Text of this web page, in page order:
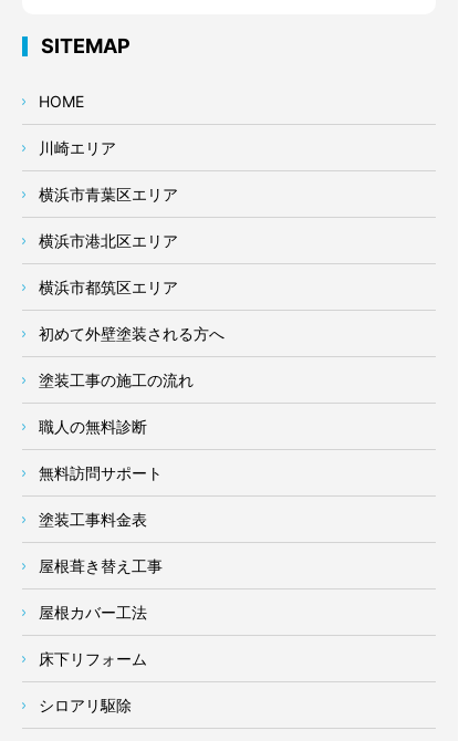
SITEMAP
HOME
川崎エリア
横浜市青葉区エリア
横浜市港北区エリア
横浜市都筑区エリア
初めて外壁塗装される方へ
塗装工事の施工の流れ
職人の無料診断
無料訪問サポート
塗装工事料金表
屋根葺き替え工事
屋根カバー工法
床下リフォーム
シロアリ駆除